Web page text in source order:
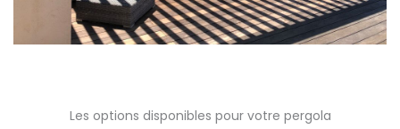
Les options disponibles pour votre pergola